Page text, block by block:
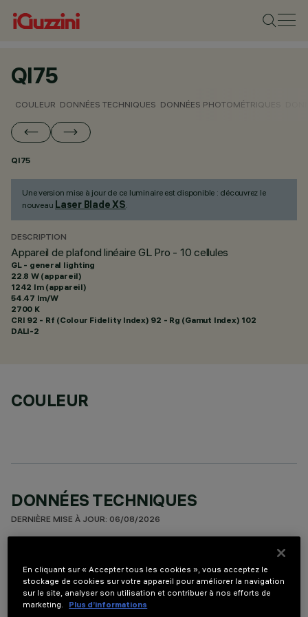
QI75
COULEUR DONNÉES TECHNIQUES DONNÉES PHOTOMÉTRIQUES
QI75
Une version mise à jour de ce luminaire est disponible : découvrez le
nouveau Laser Blade XS.
DESCRIPTION
Appareil de plafond linéaire GL Pro - 10 cellules
GL - general lighting
22.8 W (appareil)
1242 lm (appareil)
54.47 lm/W
2700 K
CRI 92 - Rf (Colour Fidelity Index) 92 - Rg (Gamut Index) 102
DALI-2
COULEUR
DONNÉES TECHNIQUES
DERNIÈRE MISE À JOUR: 06/08/2026
Appareil à installer sur plafond à 10 éléments optiques pour
sources LED - optiques fixes avec réflecteurs Opti-Beam à
haute définition en matière thermoplastique métallisée.
En cliquant sur « Accepter tous les cookies », vous acceptez le
stockage de cookies sur votre appareil pour améliorer la navigation
sur le site, analyser son utilisation et contribuer à nos efforts de
marketing.
Plus d’informations